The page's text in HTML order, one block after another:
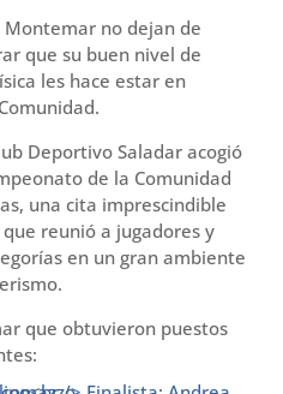
no dejan de
que su buen nivel de
les hace estar en
Deportivo Saladar acogió
de la Comunidad
una cita imprescindible
reunió a jugadores y
en un gran ambiente
que obtuvieron puestos